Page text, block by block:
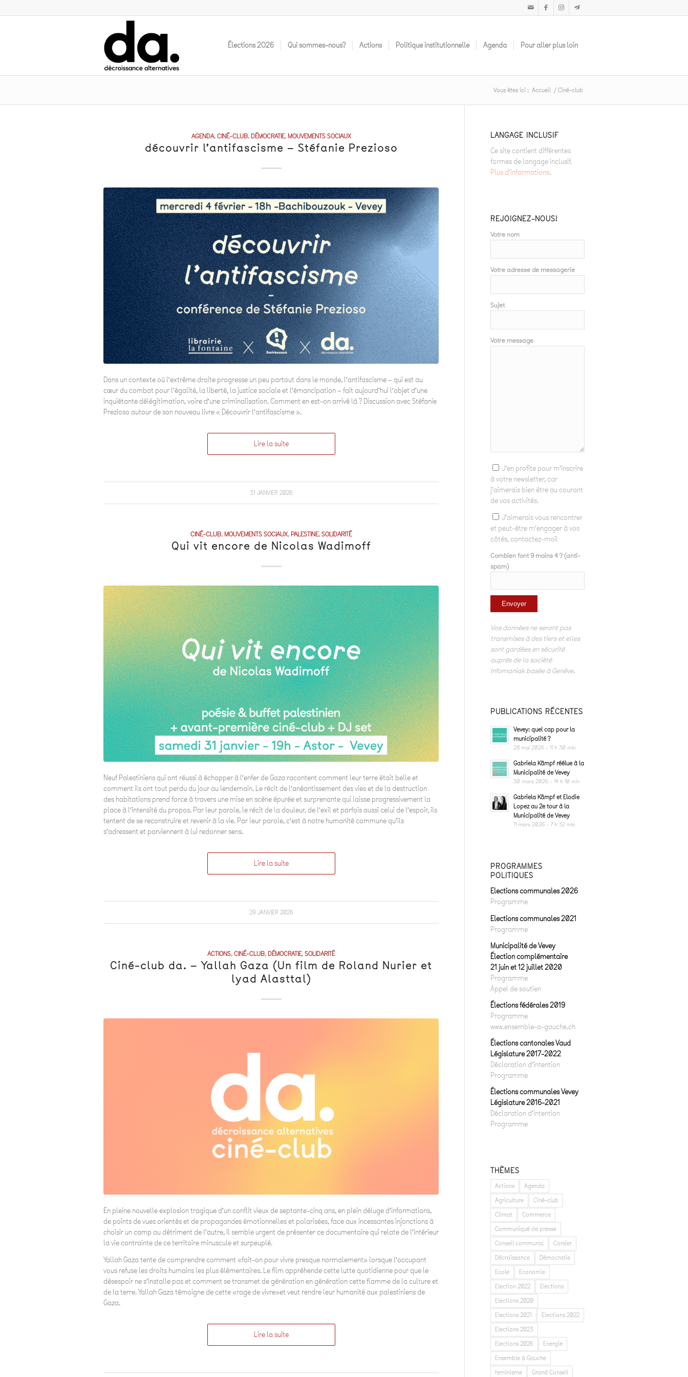
Élections 2O26 Qui sommes-nous? Actions Politique institutionnelle Agenda Pour aller plus loin
Vous êtes ici : Accueil /Ciné-club
AGENDA,CINÉ-CLUB,DÉMOCRATIE, MOUVEMENTS SOCIAUX
découvrir l’antifascisme – Stéfanie Prezioso
Dans un contexte où l’extrême droite progresse un peu partout dans le monde, l’antifascisme – qui est au
cœur du combat pour l’égalité, la liberté, la justice sociale et l’émancipation – fait aujourd’hui l’objet d’une
inquiétante délégitimation, voire d’une criminalisation. Comment en est-on arrivé là ? Discussion avec Stéfanie
Prezioso autour de son nouveau livre « Découvrir l’antifascisme ».
Lire la suite
31 JANVIER 2026
CINÉ-CLUB, MOUVEMENTS SOCIAUX,PALESTINE,SOLIDARITÉ
Qui vit encore de Nicolas Wadimoff
Neuf Palestiniens qui ont réussi à échapper à l’enfer de Gaza racontent comment leur terre était belle et
comment ils ont tout perdu du jour au lendemain. Le récit de l’anéantissement des vies et de la destruction
des habitations prend force à travers une mise en scène épurée et surprenante qui laisse progressivement la
place à l’intensité du propos. Par leur parole, le récit de la douleur, de l’exil et parfois aussi celui de l’espoir, ils
tentent de se reconstruire et revenir à la vie. Par leur parole, c’est à notre humanité commune qu’ils
s’adressent et parviennent à lui redonner sens.
Lire la suite
29 JANVIER 2026
ACTIONS,CINÉ-CLUB,DÉMOCRATIE,SOLIDARITÉ
Ciné-club da. – Yallah Gaza (Un film de Roland Nurier et
lyad Alasttal)
En pleine nouvelle explosion tragique d’un conflit vieux de septante-cinq ans, en plein déluge d’informations,
de points de vues orientés et de propagandes émotionnelles et polarisées, face aux incessantes injonctions à
choisir un camp au détriment de l’autre, il semble urgent de présenter ce documentaire qui relate de l’intérieur
la vie contrainte de ce territoire minuscule et surpeuplé.
Yallah Gaza tente de comprendre comment «fait-on pour vivre presque normalement» lorsque l’occupant
vous refuse les droits humains les plus élémentaires. Le film appréhende cette lutte quotidienne pour que le
désespoir ne s’installe pas et comment se transmet de génération en génération cette flamme de la culture et
de la terre. Yallah Gaza témoigne de cette «rage de vivre»et veut rendre leur humanité aux palestiniens de
Gaza.
Lire la suite
LANGAGE INCLUSIF
Ce site contient différentes
formes de langage inclusif.
Plus d’informations.
REJOIGNEZ-NOUS!
Votre nom
Votre adresse de messagerie
Sujet
Votre message
J'en profite pour m'inscrire
à votre newsletter, car
j'aimerais bien être au courant
de vos activités.
J'aimerais vous rencontrer
et peut-être m'engager à vos
côtés, contactez-moi!
Combien font 9 moins 4 ? (anti-
spam)
Vos données ne seront pas
transmises à des tiers et elles
sont gardées en sécurité
auprès de la société
Infomaniak basée à Genève.
PUBLICATIONS RÉCENTES
Vevey: quel cap pour la
municipalité ?
28 mai 2026 - 11 h 30 min
Gabriela Kämpf réélue à la
Municipalité de Vevey
30 mars 2026 - 14 h 10 min
Gabriela Kämpf et Elodie
Lopez au 2e tour à la
Municipalité de Vevey
11 mars 2026 - 7 h 32 min
PROGRAMMES
POLITIQUES
Elections communales 2026
Programme
Elections communales 2021
Programme
Municipalité de Vevey
Élection complémentaire
21 juin et 12 juillet 2020
Programme
Appel de soutien
Élections fédérales 2019
Programme
www.ensemble-a-gauche.ch
Élections cantonales Vaud
Législature 2017-2022
Déclaration d’intention
Programme
Élections communales Vevey
Législature 2016-2021
Déclaration d’intention
Programme
THÈMES
Actions
Agenda
Agriculture
Ciné-club
Climat
Commerce
Communiqué de presse
Conseil communal
Corsier
Décroissance
Démocratie
Ecole
Economie
Election 2022
Elections
Elections 2020
Elections 2021
Elections 2022
Elections 2023
Elections 2026
Energie
Ensemble à Gauche
feminisme
Grand Conseil